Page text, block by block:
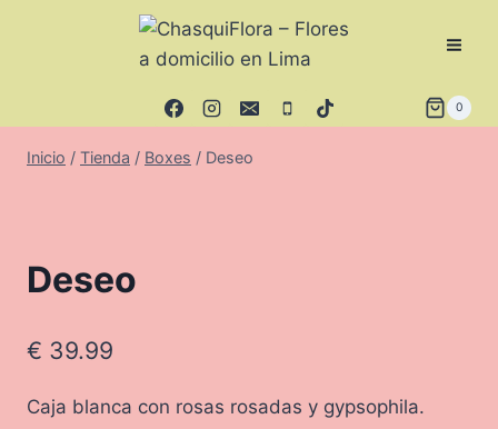
0
Inicio / Tienda / Boxes / Deseo
Deseo
€ 39.99
Caja blanca con rosas rosadas y gypsophila.